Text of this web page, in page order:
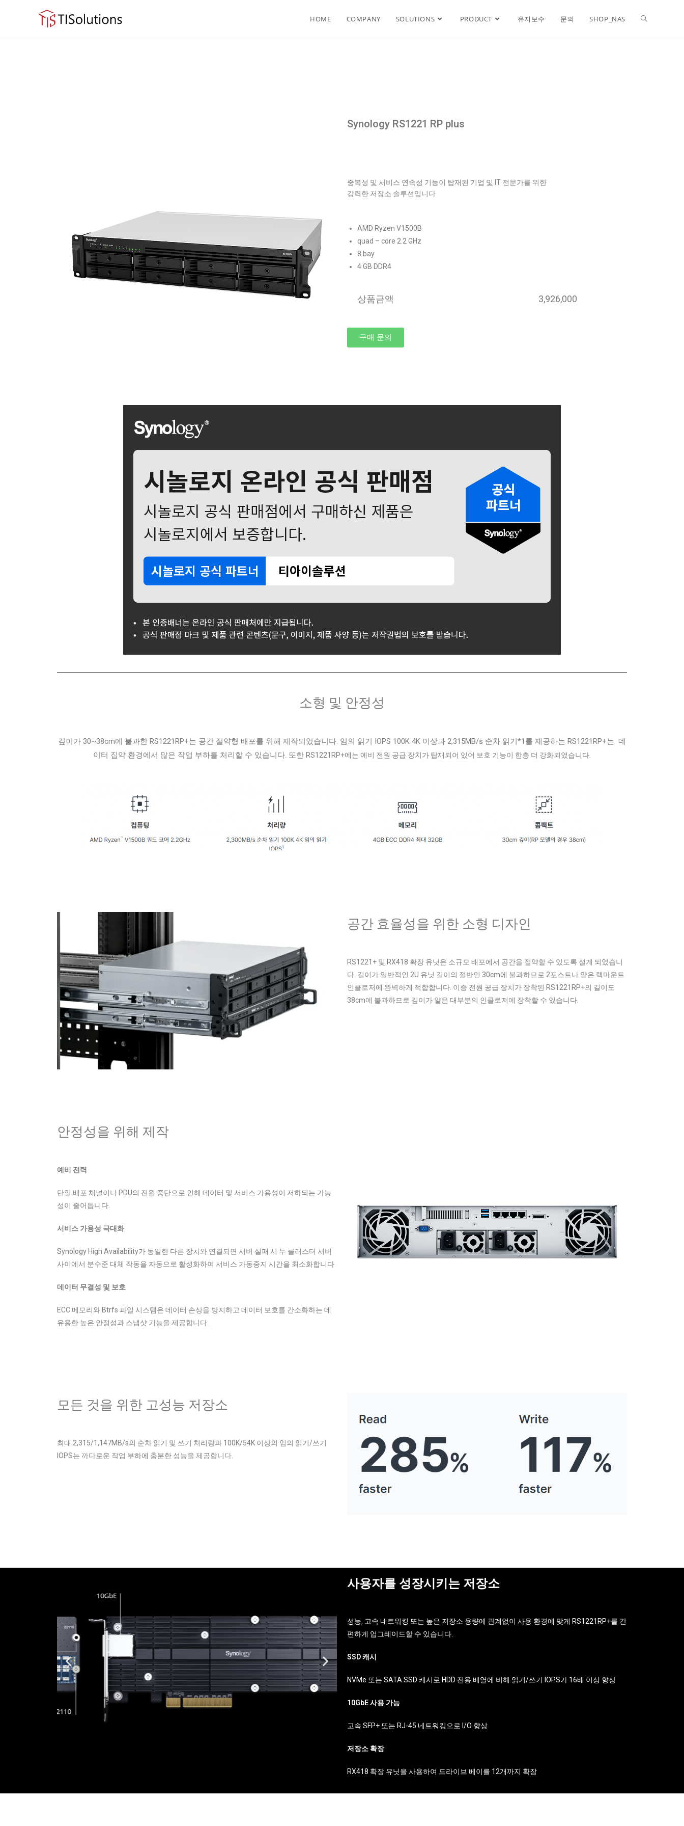
HOME COMPANY SOLUTIONS PRODUCT 유지보수 문의 SHOP_NAS
Synology RS1221 RP plus
중복성 및 서비스 연속성 기능이 탑재된 기업 및 IT 전문가를 위한
강력한 저장소 솔루션입니다
AMD Ryzen V1500B
quad – core 2.2 GHz
8 bay
4 GB DDR4
상품금액 3,926,000
구매 문의
소형 및 안정성
깊이가 30~38cm에 불과한 RS1221RP+는 공간 절약형 배포를 위해 제작되었습니다. 임의 읽기 IOPS 100K 4K 이상과 2,315MB/s 순차 읽기*1를 제공하는 RS1221RP+는 데
이터 집약 환경에서 많은 작업 부하를 처리할 수 있습니다. 또한 RS1221RP+에는 예비 전원 공급 장치가 탑재되어 있어 보호 기능이 한층 더 강화되었습니다.
공간 효율성을 위한 소형 디자인
RS1221+ 및 RX418 확장 유닛은 소규모 배포에서 공간을 절약할 수 있도록 설계 되었습니
다. 길이가 일반적인 2U 유닛 길이의 절반인 30cm에 불과하므로 2포스트나 얕은 랙마운트
인클로저에 완벽하게 적합합니다. 이증 전원 공급 장치가 장착된 RS1221RP+의 길이도
38cm에 불과하므로 깊이가 얕은 대부분의 인클로저에 장착할 수 있습니다.
안정성을 위해 제작
예비 전력
단일 배포 채널이나 PDU의 전원 중단으로 인해 데이터 및 서비스 가용성이 저하되는 가능
성이 줄어듭니다.
서비스 가용성 극대화
Synology High Availability가 동일한 다른 장치와 연결되면 서버 실패 시 두 클러스터 서버
사이에서 분수준 대체 작동을 자동으로 활성화하여 서비스 가동중지 시간을 최소화합니다
데이터 무결성 및 보호
ECC 메모리와 Btrfs 파일 시스템은 데이터 손상을 방지하고 데이터 보호를 간소화하는 데
유용한 높은 안정성과 스냅샷 기능을 제공합니다.
모든 것을 위한 고성능 저장소
최대 2,315/1,147MB/s의 순차 읽기 및 쓰기 처리량과 100K/54K 이상의 임의 읽기/쓰기
IOPS는 까다로운 작업 부하에 충분한 성능을 제공합니다.
사용자를 성장시키는 저장소
성능, 고속 네트워킹 또는 높은 저장소 용량에 관계없이 사용 환경에 맞게 RS1221RP+를 간
편하게 업그레이드할 수 있습니다.
SSD 캐시
NVMe 또는 SATA SSD 캐시로 HDD 전용 배열에 비해 읽기/쓰기 IOPS가 16배 이상 향상
10GbE 사용 가능
고속 SFP+ 또는 RJ-45 네트워킹으로 I/O 향상
저장소 확장
RX418 확장 유닛을 사용하여 드라이브 베이를 12개까지 확장